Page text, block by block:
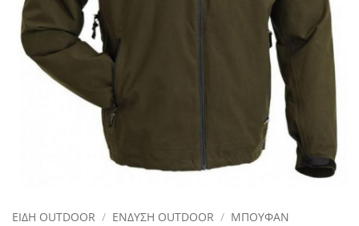
ΕΙΔΗ OUTDOOR / ΕΝΔΥΣΗ OUTDOOR / ΜΠΟΥΦΑΝ